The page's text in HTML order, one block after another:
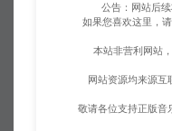
月夜多沉默
公告：网站后
如果您喜欢这里，
本站非营利网站
网站资源均来源互
敬请各位支持正版音